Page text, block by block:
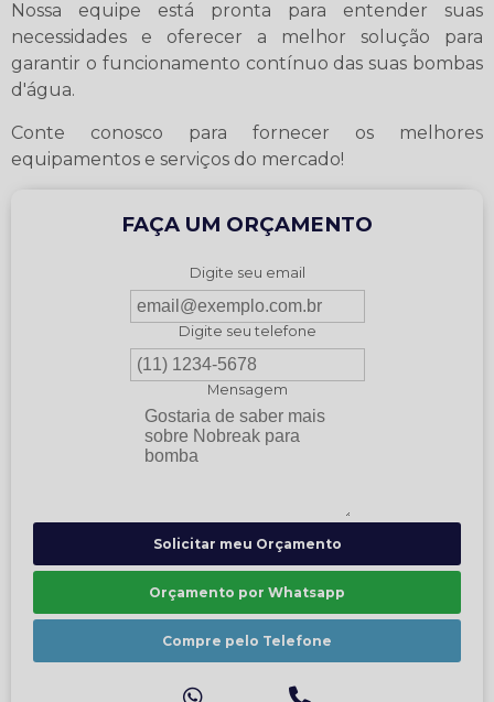
Nossa equipe está pronta para entender suas
necessidades e oferecer a melhor solução para
garantir o funcionamento contínuo das suas bombas
d'água.
Conte conosco para fornecer os melhores
equipamentos e serviços do mercado!
FAÇA UM ORÇAMENTO
Digite seu email
Digite seu telefone
Mensagem
Solicitar meu Orçamento
Orçamento por Whatsapp
Compre pelo Telefone